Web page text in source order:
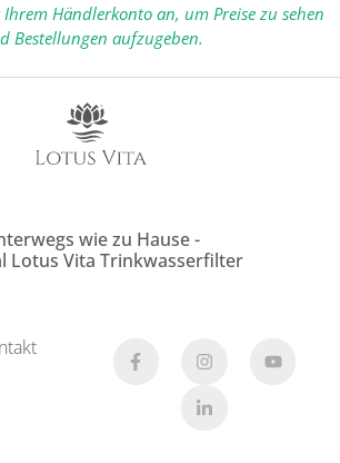
Händlerkonto an, um Preise zu sehen
Bestellungen aufzugeben.
wie zu Hause -
Lotus Vita Trinkwasserfilter